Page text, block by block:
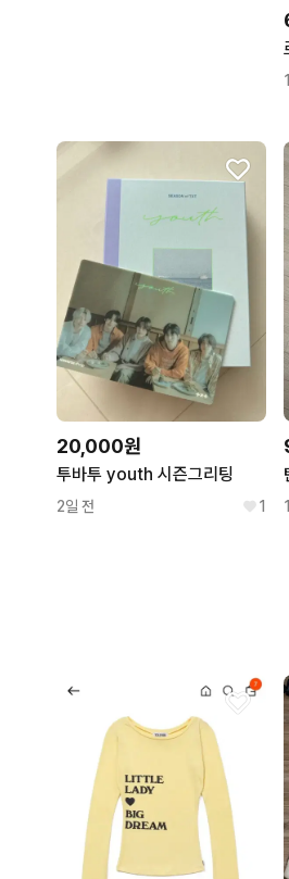
20,000원
투바투 youth 시즌그리팅
2일 전 1